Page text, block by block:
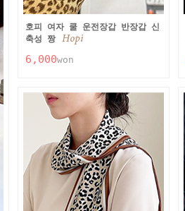
호피 여자 쿨 운전장갑 반장갑 신
축성 짱
6,000won